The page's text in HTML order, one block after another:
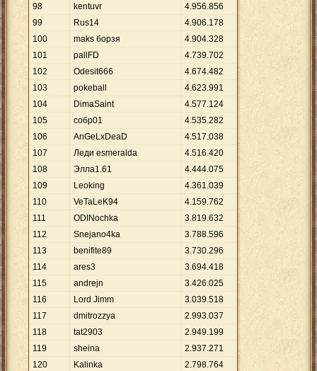
98 kentuvr 4.956.856
99
Rus14 4.906.178
100
maks борзя 4.904.328
101
pallFD 4.739.702
102
Odesit666 4.674.482
103
pokeball 4.623.991
104
DimaSaint 4.577.124
105
собр01 4.535.282
106
AnGeLxDeaD 4.517.038
107
Леди esmeralda 4.516.420
108
Элла1.61 4.444.075
109
Leoking 4.361.039
110
VeTaLeK94 4.159.762
111
ODINochka 3.819.632
112
Snejano4ka 3.788.596
113
benifite89 3.730.296
114
ares3 3.694.418
115
andrejn 3.426.025
116
Lord Jimm 3.039.518
117
dmitrozzya 2.993.037
118
tat2903 2.949.199
119
sheina 2.937.271
120
Kalinka 2.798.764